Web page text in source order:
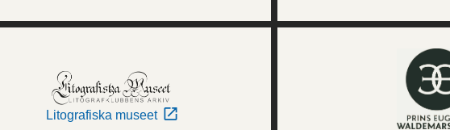
Litografiska museet